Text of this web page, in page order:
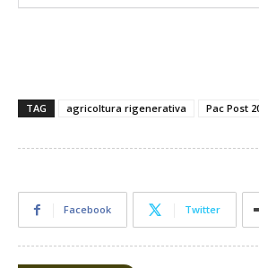
TAG agricoltura rigenerativa Pac Post
Facebook Twitter